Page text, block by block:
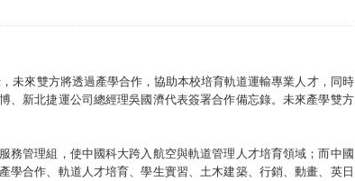
」雙認證
未來雙方將透過產學合作，協助本校培育軌道運輸專業人才，同時
、新北捷運公司總經理吳國濟代表簽署合作備忘錄。未來產學雙方
務管理組，使中國科大跨入航空與軌道管理人才培育領域；而中國
合作、軌道人才培育、學生實習、土木建築、行銷、動畫、英日